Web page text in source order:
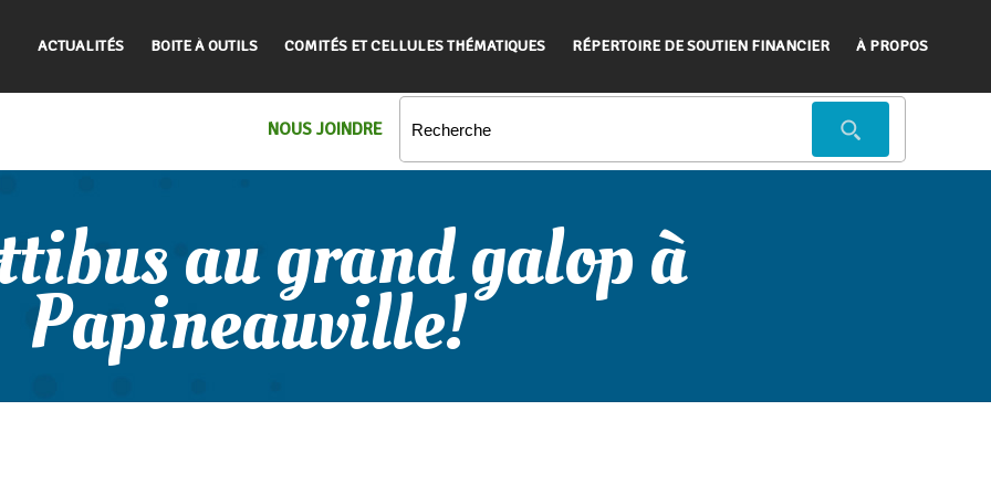
ACTUALITÉS BOITE À OUTILS COMITÉS ET CELLULES THÉMATIQUES RÉPERTOIRE DE SOUTIEN FINANCIER À PROPOS
NOUS JOINDRE
au grand galop à
Papineauville!